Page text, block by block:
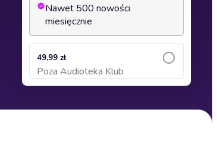
Nawet 500 nowości
miesięcznie
49,99 zł
Poza Audioteka Klub
Dodaj do koszyka